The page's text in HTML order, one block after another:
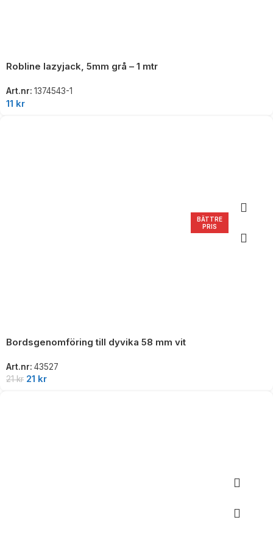
Robline lazyjack, 5mm grå – 1 mtr
Art.nr: 1374543-1
11 kr
BÄTTRE
PRIS
Bordsgenomföring till dyvika 58 mm vit
Art.nr: 43527
21kr 21 kr